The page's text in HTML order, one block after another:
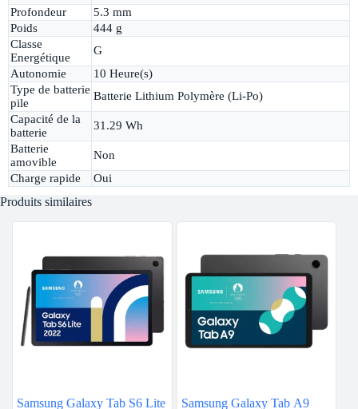
Profondeur
5.3 mm
Poids
444 g
Classe
Energétique
G
Autonomie
10 Heure(s)
Type de batterie
pile
Batterie Lithium Polymère (Li-Po)
Capacité de la
batterie
31.29 Wh
Batterie
amovible
Non
Charge rapide
Oui
Produits similaires
Samsung Galaxy Tab S6 Lite Samsung Galaxy Tab A9